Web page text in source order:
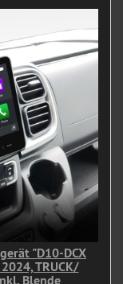
"D10-DCX
TRUCK/
Blende